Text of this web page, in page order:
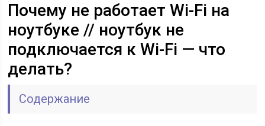
Почему не работает Wi-Fi на
ноутбуке // ноутбук не
подключается к Wi-Fi — что
делать?
Содержание